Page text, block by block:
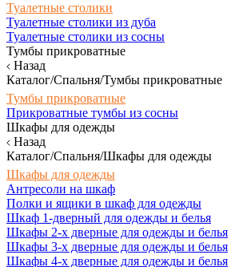
Туалетные столики
Туалетные столики из дуба
Туалетные столики из сосны
Тумбы прикроватные
Назад
Каталог/Спальня/Тумбы прикроватные
Тумбы прикроватные
Прикроватные тумбы из сосны
Шкафы для одежды
Назад
Каталог/Спальня/Шкафы для одежды
Шкафы для одежды
Антресоли на шкаф
Полки и ящики в шкаф для одежды
Шкаф 1-дверный для одежды и белья
Шкафы 2-х дверные для одежды и белья
Шкафы 3-х дверные для одежды и белья
Шкафы 4-х дверные для одежды и белья